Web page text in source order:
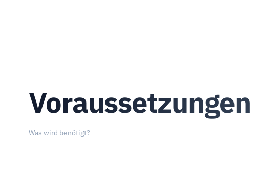
Voraussetzungen
Was wird benötigt?